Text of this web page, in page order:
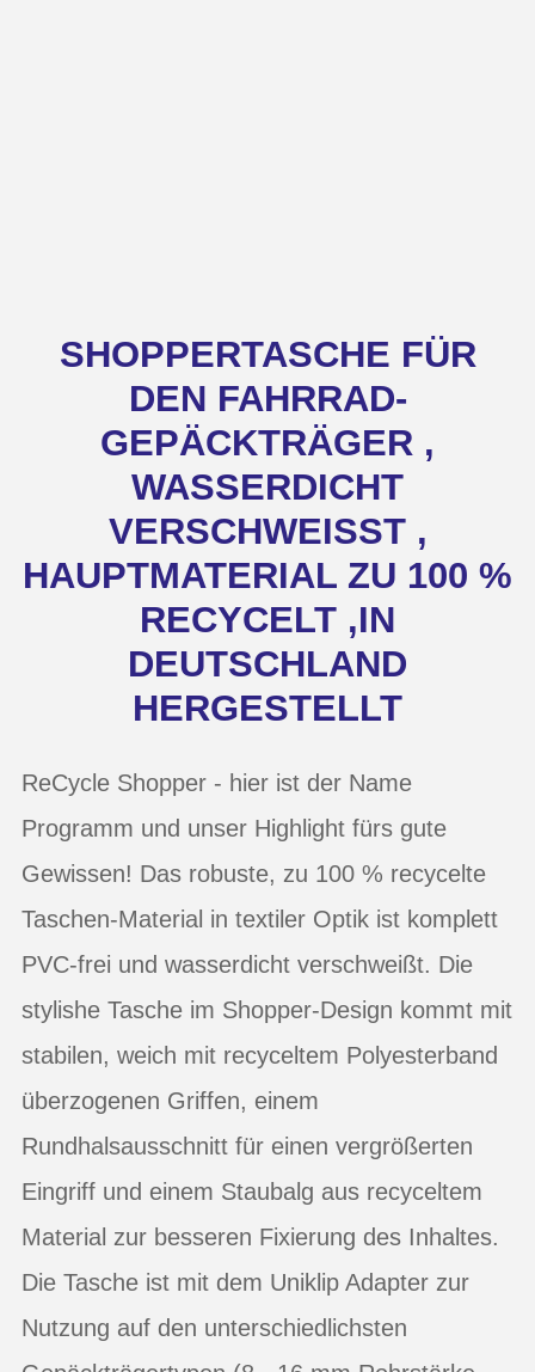
SHOPPERTASCHE FÜR
DEN FAHRRAD-
GEPÄCKTRÄGER ,
WASSERDICHT
VERSCHWEISST , H
AUPTMATERIAL ZU 100 % R
ECYCELT ,IN D
EUTSCHLAND H
ERGESTELLT
ReCycle Shopper - hier ist der Name
Programm und unser Highlight fürs gute
Gewissen! Das robuste, zu 100 % recycelte
Taschen-Material in textiler Optik ist komplett
PVC-frei und wasserdicht verschweißt. Die
stylishe Tasche im Shopper-Design kommt mit
stabilen, weich mit recyceltem Polyesterband
überzogenen Griffen, einem
Rundhalsausschnitt für einen vergrößerten
Eingriff und einem Staubalg aus recyceltem
Material zur besseren Fixierung des Inhaltes.
Die Tasche ist mit dem Uniklip Adapter zur
Nutzung auf den unterschiedlichsten